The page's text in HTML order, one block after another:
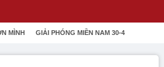
MÌNH GIẢI PHÓNG MIỀN NAM 30-4